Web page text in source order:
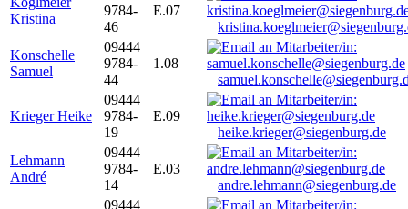
Kristina
9784-
46
E.07
Konschelle
Samuel
09444
9784-
44
1.08
Krieger Heike
09444
9784-
19
E.09
heike.krieger@siegenburg.de
Lehmann
André
09444
9784-
14
E.03
andre.lehmann@siegenburg.de
09444